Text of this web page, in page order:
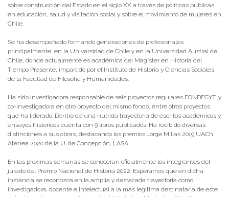
sobre construcción del Estado en el siglo XX a través de políticas públicas
en educación, salud y visitación social y sobre el movimiento de mujeres en
Chile.
Se ha desempeñado formando generaciones de profesionales
principalmente, en la Universidad de Chile y en la Universidad Austral de
Chile, donde actualmente es académica del Magíster en Historia del
Tiempo Presente, impartido por el Instituto de Historia y Ciencias Sociales
de la Facultad de Filosofía y Humanidades.
Ha sido investigadora responsable de seis proyectos regulares FONDECYT, y
co-investigadora en otro proyecto del mismo fondo, entre otros proyectos
que ha liderado. Dentro de una nutrida trayectoria de escritos académicos y
ensayos históricos cuenta con 9 libros publicados. Ha recibido diversas
distinciones a sus obras, destacando los premios Jorge Millas 2019 UACh,
Atenea 2020 de la U. de Concepción, LASA.
En las próximas semanas se conocerán oficialmente los integrantes del
jurado del Premio Nacional de Historia 2022. Esperamos que en dicha
instancia se reconozca en la amplia y destacada trayectoria como
investigadora, docente e intelectual a la más legitima destinataria de este